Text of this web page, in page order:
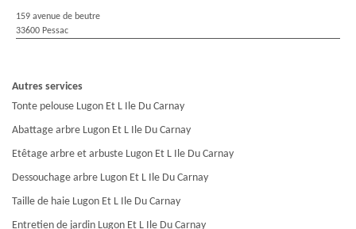
159 avenue de beutre
33600 Pessac
Autres services
Tonte pelouse Lugon Et L Ile Du Carnay
Abattage arbre Lugon Et L Ile Du Carnay
Etêtage arbre et arbuste Lugon Et L Ile Du Carnay
Dessouchage arbre Lugon Et L Ile Du Carnay
Taille de haie Lugon Et L Ile Du Carnay
Entretien de jardin Lugon Et L Ile Du Carnay